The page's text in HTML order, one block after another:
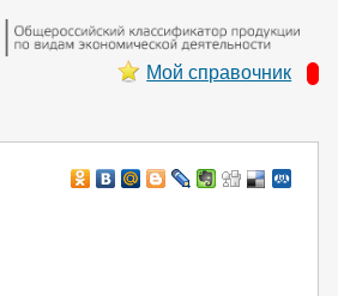
Мой справочник